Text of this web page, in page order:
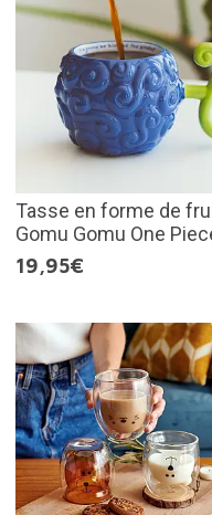
Tasse en forme de
Gomu Gomu One
19,95€